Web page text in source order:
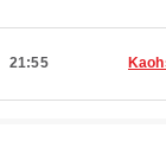
21:55